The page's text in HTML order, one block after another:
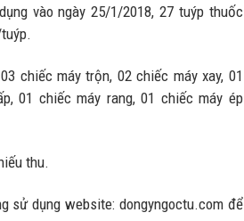
vào ngày 25/1/2018, 27 tuýp thuốc
chiếc máy trộn, 02 chiếc máy xay, 01
01 chiếc máy rang, 01 chiếc máy ép
thu.
sử dụng website: dongyngoctu.com để